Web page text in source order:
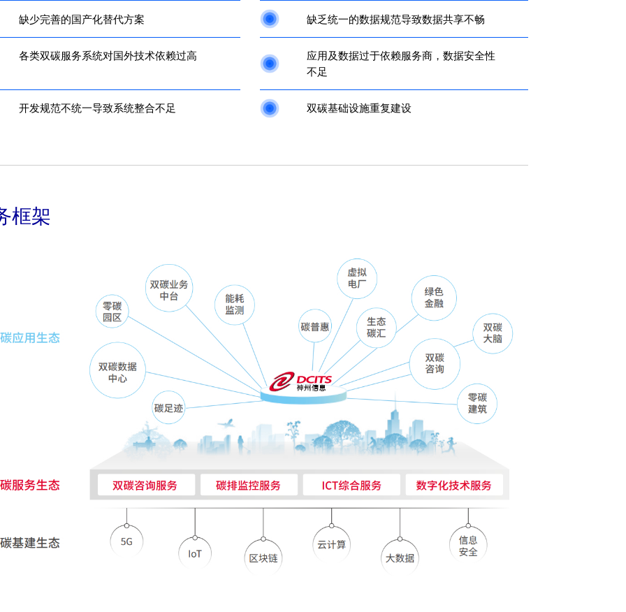
缺少完善的国产化替代方案 缺乏统一的数据规范导致数据共享不畅
各类双碳服务系统对国外技术依赖过高
应用及数据过于依赖服务商，数据安全性
不足
开发规范不统一导致系统整合不足 双碳基础设施重复建设
框架